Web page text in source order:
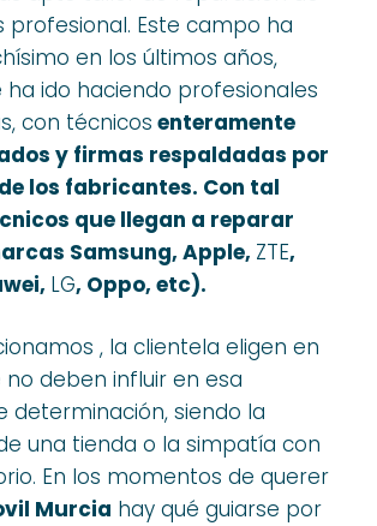
profesional. Este campo ha
en los últimos años,
ido haciendo profesionales
con técnicos enteramente
y firmas respaldadas por
los fabricantes. Con tal
que llegan a reparar
Samsung, Apple, ZTE,
LG, Oppo, etc).
, la clientela eligen en
deben influir en esa
determinación, siendo la
una tienda o la simpatía con
En los momentos de querer
Murcia hay qué guiarse por